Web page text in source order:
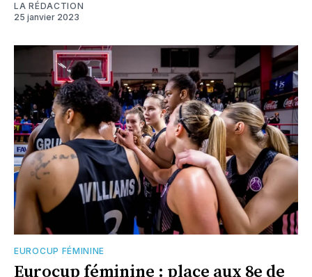
LA RÉDACTION
25 janvier 2023
EUROCUP FÉMININE
Eurocup féminine : place aux 8e de